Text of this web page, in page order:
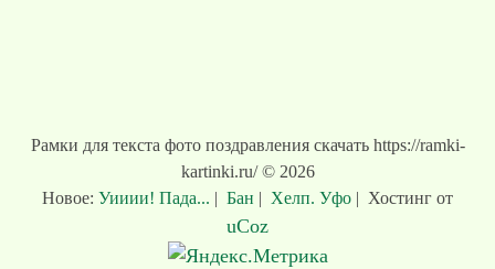
Рамки для текста фото поздравления скачать https://ramki-
kartinki.ru/ © 2026
Новое: Уииии! Пада... | Бан | Хелп. Уфо | Хостинг от
uCoz